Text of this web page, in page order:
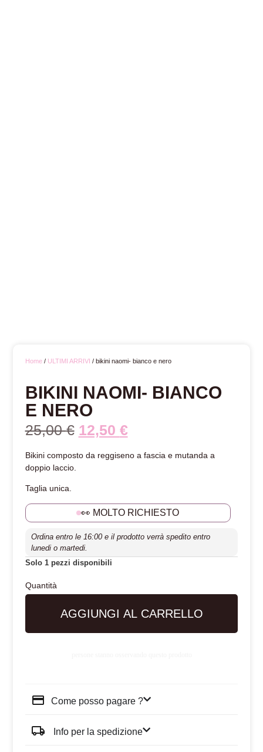
Home/ ULTIMI ARRIVI / bikini naomi- bianco e nero
BIKINI NAOMI- BIANCO
E NERO
25,00€ 12,50 €
Bikini composto da reggiseno a fascia e mutanda a
doppio laccio.
Taglia unica.
👀 MOLTO RICHIESTO
Ordina entro le 16:00 e il prodotto verrà spedito entro
lunedi o martedi.
Solo 1 pezzi disponibili
AGGIUNGI AL CARRELLO
Come posso pagare ?
Info per la spedizione